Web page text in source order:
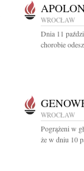
WROCŁAW
Dnia 11
chorobie
WROCŁAW
Pogrążeni w
że w dniu 10